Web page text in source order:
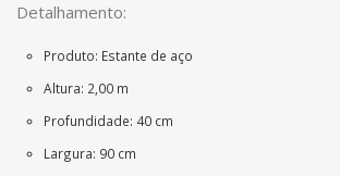
Detalhamento:
Produto: Estante de aço
Altura: 2,00 m
Profundidade: 40 cm
Largura: 90 cm